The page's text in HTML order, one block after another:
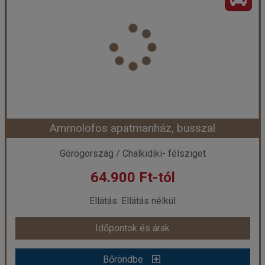
Város:Sarti
Utazás módja:Busszal
Ellátás: Ellátás nélkül
Szálláskategória: Apartmanház
3-4 ágyas stúdió
Időpont: 2026-09-25 | 7 éj
már 59.900 Ft-tól
Időpontok és árak
Bőröndbe
Ammolofos apatmanház, busszal
Görögország / Chalkidiki- félsziget
64.900 Ft-tól
Ellátás: Ellátás nélkül
Időpontok és árak
Bőröndbe